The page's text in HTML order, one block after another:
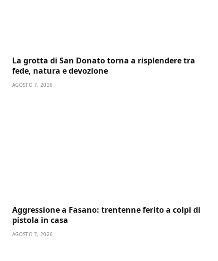
La grotta di San Donato torna a risplendere tra
fede, natura e devozione
AGOSTO 7, 2026
Aggressione a Fasano: trentenne ferito a colpi di
pistola in casa
AGOSTO 7, 2026